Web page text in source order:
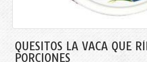
QUESITOS LA VACA QUE
PORCIONES